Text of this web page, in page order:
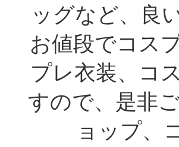
ッグなど、良
お値段でコス
プレ衣装、コ
すので、是非
ョップ、